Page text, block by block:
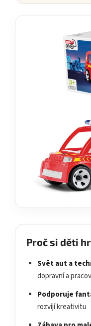
Proč si děti
Svět aut a
dopravní a
Podporuje
rozvíjí kreativitu